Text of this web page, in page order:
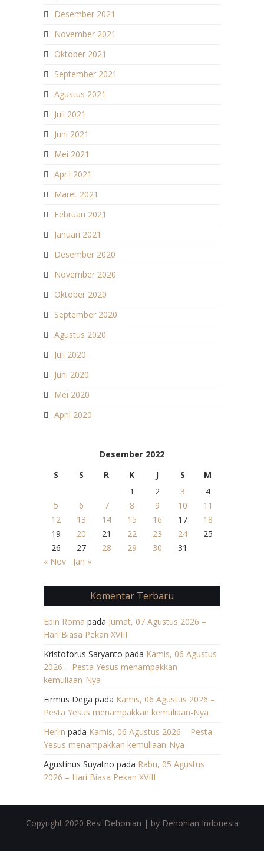
Desember 2021
November 2021
Oktober 2021
September 2021
Agustus 2021
Juli 2021
Juni 2021
Mei 2021
April 2021
Maret 2021
Februari 2021
Januari 2021
Desember 2020
November 2020
Oktober 2020
September 2020
Agustus 2020
Juli 2020
Juni 2020
Mei 2020
April 2020
Desember 2022
S
S R K J S
M
1
2 3
4
5
6 7 8 9 10
11
12
13 14 15 16 17
18
19
20 21 22 23 24
25
26
27 28 29 30
31
« Nov
Jan »
Komentar Terbaru
Epin Roma pada Jumat, 07 Agustus 2026 –
Hari Biasa Pekan XVIII
Kristoforus Saryanto pada Kamis, 06 Agustus
2026 – Pesta Yesus menampakkan
kemuliaan-Nya
Firmus Dega pada Kamis, 06 Agustus 2026 –
Pesta Yesus menampakkan kemuliaan-Nya
Herlin pada Kamis, 06 Agustus 2026 – Pesta
Yesus menampakkan kemuliaan-Nya
Agustinus Suyatno pada Rabu, 05 Agustus
2026 – Hari Biasa Pekan XVIII
Copyright 2020 Resi Dehonian | by Dehonian Indonesia